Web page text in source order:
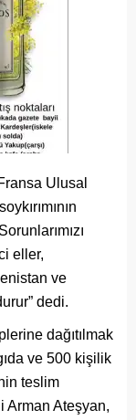
Ulusal
eller,
ve
dedi.
dağıtılmak
ve 500 kişilik
teslim
Arman Ateşyan,